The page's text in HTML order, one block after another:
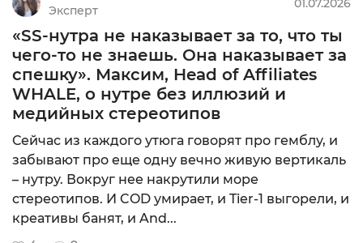
0
Подробнее
MIN: $200
9.75
Подробнее
Эксперт
01.07.2026
«SS-нутра не наказывает за то, что ты
чего-то не знаешь. Она наказывает за
спешку». Максим, Head of Affiliates
WHALE, о нутре без иллюзий и
медийных стереотипов
Сейчас из каждого утюга говорят про гемблу, и
забывают про еще одну вечно живую вертикаль
– нутру. Вокруг нее накрутили море
стереотипов. И COD умирает, и Tier-1 выгорели, и
креативы банят, и And...